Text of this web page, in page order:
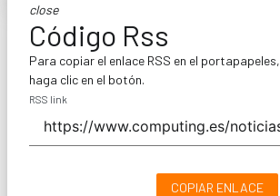
close
Código Rss
Para copiar el enlace RSS en el portapapeles,
haga clic en el botón.
RSS link
COPIAR ENLACE